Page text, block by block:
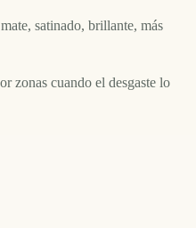
satinado, brillante, más
zonas cuando el desgaste lo